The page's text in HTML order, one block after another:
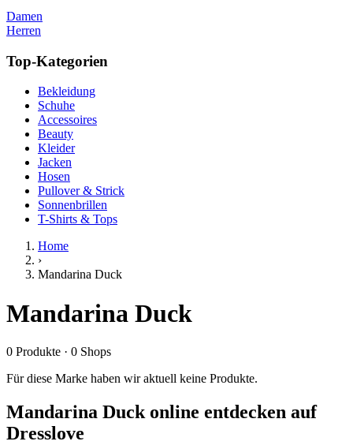
Damen
Herren
Top-Kategorien
Bekleidung
Schuhe
Accessoires
Beauty
Kleider
Jacken
Hosen
Pullover & Strick
Sonnenbrillen
T-Shirts & Tops
Home
›
Mandarina Duck
Mandarina Duck
0 Produkte · 0 Shops
Für diese Marke haben wir aktuell keine Produkte.
Mandarina Duck online entdecken auf
Dresslove